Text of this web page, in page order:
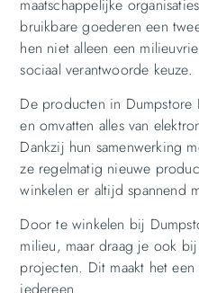
maatschappelijke
bruikbare goederen een
hen niet alleen een
sociaal verantwoorde keuze.
De producten in
en omvatten alles van
Dankzij hun samenwerking
ze regelmatig nieuwe
winkelen er altijd spannend
Door te winkelen bij
milieu, maar draag je ook
projecten. Dit maakt het